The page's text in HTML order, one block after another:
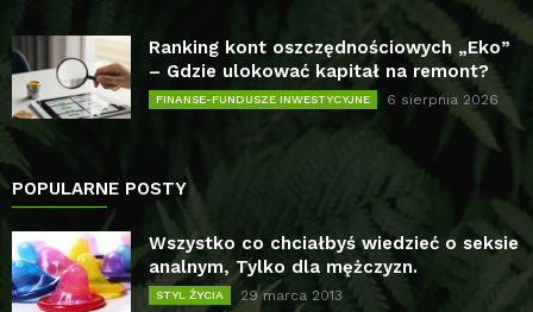
Ranking kont oszczędnościowych „Eko”
– Gdzie ulokować kapitał na remont?
FINANSE-FUNDUSZE INWESTYCYJNE 6 sierpnia 2026
POPULARNE POSTY
Wszystko co chciałbyś wiedzieć o seksie
analnym, Tylko dla mężczyzn.
STYL ŻYCIA 29 marca 2013